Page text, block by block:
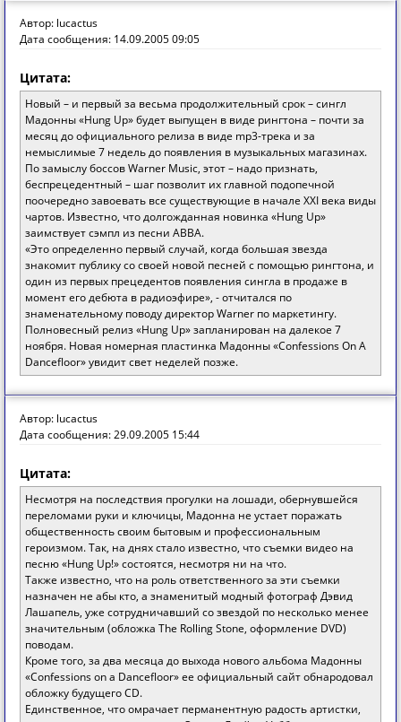
Автор: lucactus
Дата сообщения: 14.09.2005 09:05
Цитата:
Новый – и первый за весьма продолжительный срок – сингл
Мадонны «Hung Up» будет выпущен в виде рингтона – почти за
месяц до официального релиза в виде mp3-трека и за
немыслимые 7 недель до появления в музыкальных магазинах.
По замыслу боссов Warner Music, этот – надо признать,
беспрецедентный – шаг позволит их главной подопечной
поочередно завоевать все существующие в начале XXI века виды
чартов. Известно, что долгожданная новинка «Hung Up»
заимствует сэмпл из песни ABBA.
«Это определенно первый случай, когда большая звезда
знакомит публику со своей новой песней с помощью рингтона, и
один из первых прецедентов появления сингла в продаже в
момент его дебюта в радиоэфире», - отчитался по
знаменательному поводу директор Warner по маркетингу.
Полновесный релиз «Hung Up» запланирован на далекое 7
ноября. Новая номерная пластинка Мадонны «Confessions On A
Dancefloor» увидит свет неделей позже.
Автор: lucactus
Дата сообщения: 29.09.2005 15:44
Цитата:
Несмотря на последствия прогулки на лошади, обернувшейся
переломами руки и ключицы, Мадонна не устает поражать
общественность своим бытовым и профессиональным
героизмом. Так, на днях стало известно, что съемки видео на
песню «Hung Up!» состоятся, несмотря ни на что.
Также известно, что на роль ответственного за эти съемки
назначен не абы кто, а знаменитый модный фотограф Дэвид
Лашапель, уже сотрудничавший со звездой по несколько менее
значительным (обложка The Rolling Stone, оформление DVD)
поводам.
Кроме того, за два месяца до выхода нового альбома Мадонны
«Confessions on a Dancefloor» ее официальный сайт обнародовал
обложку будущего CD.
Единственное, что омрачает перманентную радость артистки,